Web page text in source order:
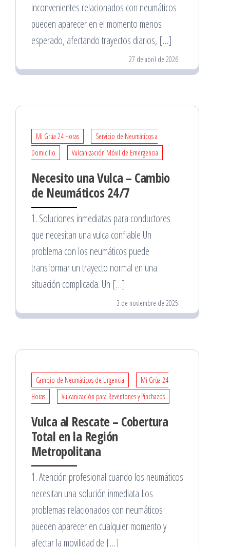
inconvenientes relacionados con neumáticos
pueden aparecer en el momento menos
esperado, afectando trayectos diarios, […]
27 de abril de 2026
Mi Grúa 24 Horas
Servicio de Neumáticos a
Domicilio
Vulcanización Móvil de Emergencia
Necesito una Vulca – Cambio
de Neumáticos 24/7
1. Soluciones inmediatas para conductores
que necesitan una vulca confiable Un
problema con los neumáticos puede
transformar un trayecto normal en una
situación complicada. Un […]
3 de noviembre de 2025
Cambio de Neumáticos de Urgencia
Mi Grúa 24
Horas
Vulcanización para Reventones y Pinchazos
Vulca al Rescate – Cobertura
Total en la Región
Metropolitana
1. Atención profesional cuando los neumáticos
necesitan una solución inmediata Los
problemas relacionados con neumáticos
pueden aparecer en cualquier momento y
afectar la movilidad de […]